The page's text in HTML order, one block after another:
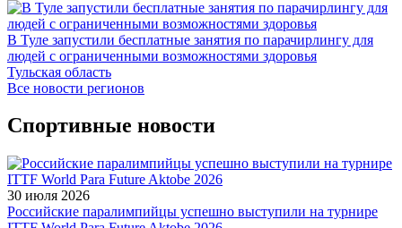
В Туле запустили бесплатные занятия по парачирлингу для
людей с ограниченными возможностями здоровья
Тульская область
Все новости регионов
Спортивные новости
30 июля 2026
Российские паралимпийцы успешно выступили на турнире